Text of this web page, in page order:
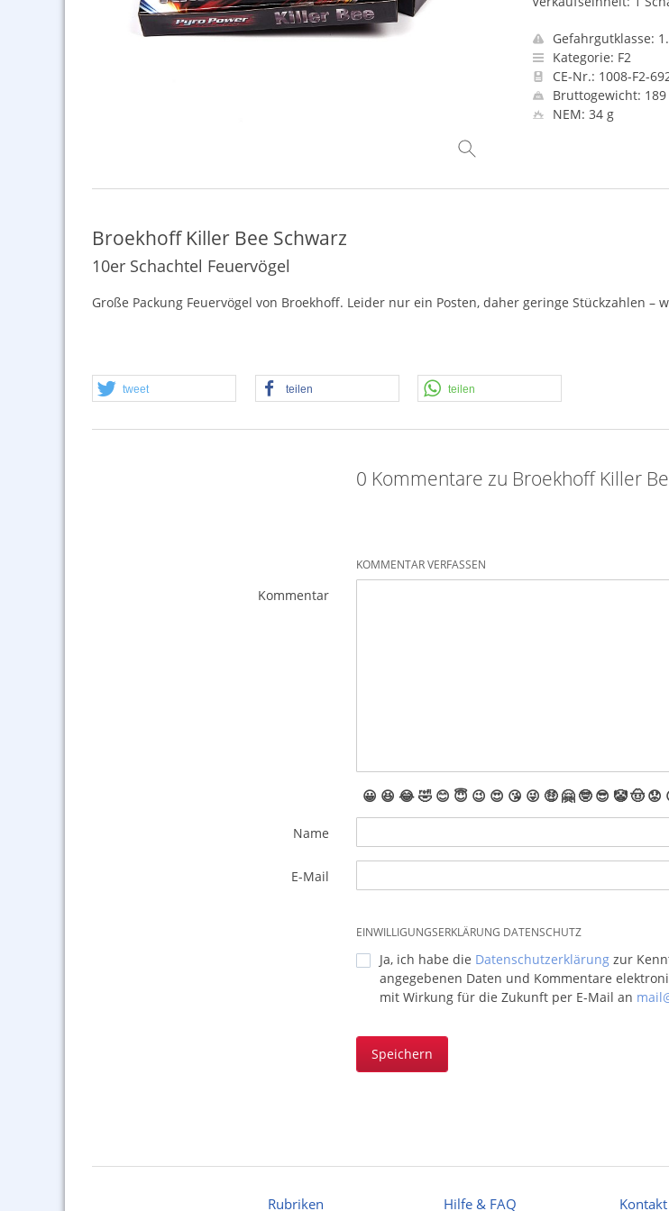
Gefahrgutklasse:
Kategorie: F2
CE-Nr.: 1008-F2-
Bruttogewicht: 189
NEM: 34 g
Broekhoff Killer Bee Schwarz
10er Schachtel Feuervögel
Große Packung Feuervögel von Broekhoff. Leider nur ein Posten, daher geringe Stückzahlen –
tweet teilen teilen
0 Kommentare zu Broekhoff Killer
KOMMENTAR VERFASSEN
Kommentar
😀 😆 😂🤣 😊 😇 😉 😍 😘 😜 🤑 🤗 🤓 😎 🤡🤠 😟
Name
E-Mail
EINWILLIGUNGSERKLÄRUNG DATENSCHUTZ
Ja, ich habe die Datenschutzerklärungzur
angegebenen Daten und Kommentare
mit Wirkung für die Zukunft per E-Mail an
Speichern
Rubriken Hilfe & FAQ Kontakt